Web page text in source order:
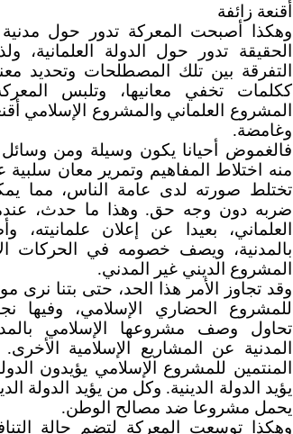
أقنعة زائفة
وهكذا أصبحت المعركة تدور حول
الحقيقة تدور حول الدولة العلمانية،
التفرقة بين تلك المصطلحات وتحديد
ككلمات تخفي معانيها، وتلبس
المشروع العلماني والمشروع الإسلامي
وغامضة.
فالغموض أحيانا يكون وسيلة ومن وسائل
منه اختلاط المفاهيم وتمرير معان
تختلط صورته لدى عامة الناس، مما
ضربه دون وجه حق. وهذا ما حدث،
العلماني، بعيدا عن إعلان
بالمدنية، ويصف خصومه في الحركات
المشروع الديني غير المدني.
وقد تجاوز الأمر هذا الحد، حتى بتنا نرى
للمشروع الحضاري الإسلامي، وفيها
تحاول وصف مشروعها الإسلامي
المدنية عن المشاريع الإسلامية
المنتمين للمشروع الإسلامي يؤيدون
يؤيد الدولة الدينية. وكل من يؤيد الدولة
يحمل مشروعا ضد مصالح الوطن.
وهكذا توسعت المعركة لتضم حالة